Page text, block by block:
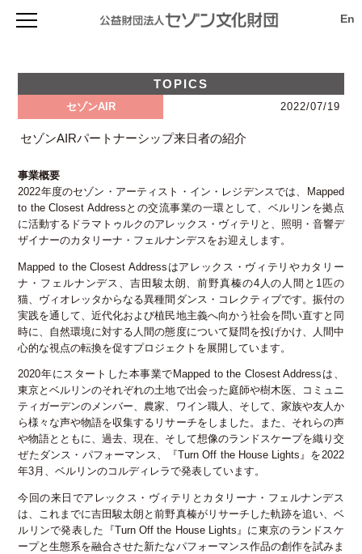
セゾン文化財団とは
財団の概要
創立者 堤清二について
フィナンシャル・レポート
寄付のお願い
アクセス
助成を受ける
プログラム概要
セゾン・フェロー( I / II ) 2027年度
申請手順 2027年度（セゾン・フェローI/II）
創造環境イノベーション 2027年度
国際プロジェクト支援 2027年度
次世代の芸術創造を活性化する研究助成 2027年度
海外リサーチ活動支援 2027年度
申請手順 2027年（サバティカル／創造環境イノベーション／
国際プロジェクト支援／研究助成／海外リサーチ活動支援）
お問い合わせ 2027年度
セゾン・アーティスト・イン・レジデンス 2026年度
フライト・グラント 2026年度
過去の事業検索(アーカイブ)
スタジオ概要
空き状況
施設詳細・資料
アクセス
ライブラリー
事業計画（プレスリリース）
アニュアル・レポート
アーカイブ
TOPICS & 最新情報
セゾンAIR
過去の事業検索
viewpoint バックナンバー
アニュアル・レポート
寄付のお願い
法人賛助会員の募集
個人寄付のお願い
お問い合わせ
助成対象者向け書類ダウンロード
サイト内検索
お問い合わせ
プライバシーポリシー
アクセス
公益財団法人 セゾン文化財団
〒135-0004 東京都江東区森下3-5-6
TEL:03(3535)5566 FAX:03(3535)5565
[受付時間:月~金・10:00~17:00]
TOPICS
セゾンAIR 2022/07/19
セゾンAIRパートナーシップ来日者の紹介
事業概要
2022年度のセゾン・アーティスト・イン・レジデンスでは、Mapped
to the Closest Addressとの交流事業の一環として、ベルリンを拠点
に活動するドラマトゥルクのアレックス・ヴィテリと、照明・音響デ
ザイナーのカタリーナ・フェルナンデスをお迎えします。
Mapped to the Closest Addressはアレックス・ヴィテリやカタリー
ナ・フェルナンデス、吉田駿太朗、前野真榛の4人の人間と1匹の
猫、ヴィオレッタからなる異種間ダンス・コレクティブです。振付の
実践を通して、近代化および植民地主義へ向かう社会を問い直すと同
時に、自然環境に対する人間の態度について疑問を投げかけ、人間中
心的な視点の転換を促すプロジェクトを展開しています。
2020年にスタートした本事業でMapped to the Closest Addressは、
東京とベルリンのそれぞれの土地で出会った庭師や樹木医、コミュニ
ティガーデンのメンバー、農家、ワイン職人、そして、家族や友人か
ら様々な声や物語を収集するリサーチをしました。また、それらの声
や物語とともに、過去、現在、そして想像のランドスケープを織り交
ぜたダンス・パフォーマンス、『Turn Off the House Lights』を2022
年3月、ベルリンのコルディレラで発表しています。
今回の来日でアレックス・ヴィテリとカタリーナ・フェルナンデス
は、これまでに吉田駿太朗と前野真榛がリサーチした軌跡を追い、ベ
ルリンで発表した『Turn Off the House Lights』に東京のランドスケ
ープと生態系を融合させた新たなパフォーマンス作品の創作を試みま